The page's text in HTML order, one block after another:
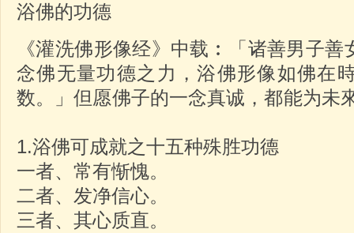
浴佛的功德
《灌洗佛形像经》中载︰「诸善男子
念佛无量功德之力，浴佛形像如佛在
数。」但愿佛子的一念真诚，都能为未
1.浴佛可成就之十五种殊胜功德
一者、常有惭愧。
二者、发净信心。
三者、其心质直。